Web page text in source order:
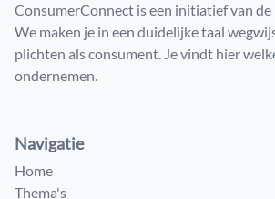
ConsumerConnect is een initiatief van de
We maken je in een duidelijke taal
plichten als consument. Je vindt hier
ondernemen.
Navigatie
Home
Thema's